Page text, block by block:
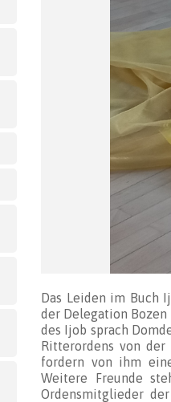
Das Leiden im Buch
der Delegation
des Ijob sprach
Ritterordens von der
fordern von ihm
Weitere Freunde
Ordensmitglieder